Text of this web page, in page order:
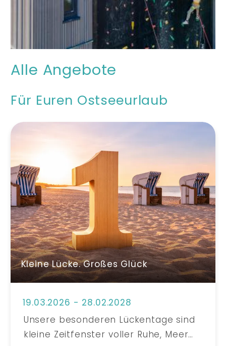
Alle Angebote
Für Euren Ostseeurlaub
Kleine Lücke. Großes Glück
Unsere besonderen Lückentage sind
kleine Zeitfenster voller Ruhe, Meer
19.03.2026 - 28.02.2028